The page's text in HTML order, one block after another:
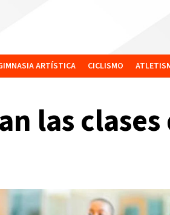
ARTÍSTICA CICLISMO
las